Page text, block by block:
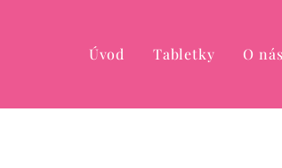
Úvod Tabletky O nás